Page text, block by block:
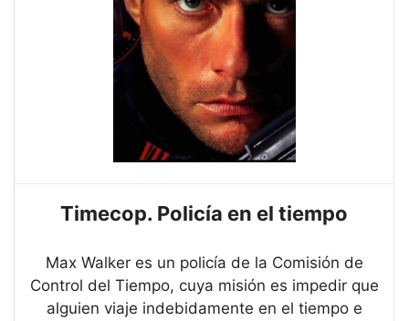
Timecop. Policía en el tiempo
Max Walker es un policía de la Comisión de
Control del Tiempo, cuya misión es impedir que
alguien viaje indebidamente en el tiempo e